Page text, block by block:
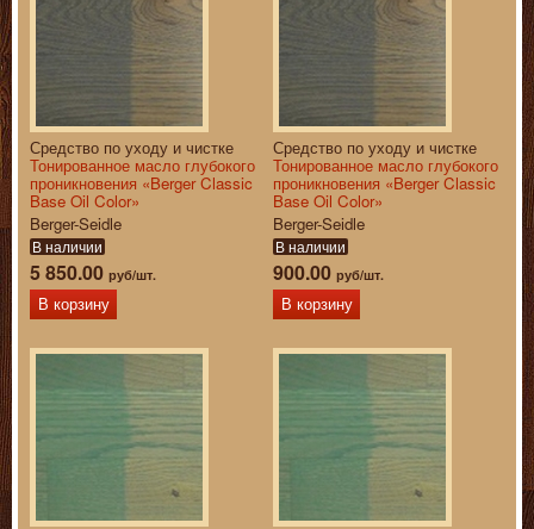
Средство по уходу и чистке
Тонированное масло глубокого
проникновения «Berger Classic
Base Oil Color»
Berger-Seidle
В наличии
5 850.00 руб/шт.
В корзину
Средство по уходу и чистке
Тонированное масло глубокого
проникновения «Berger Classic
Base Oil Color»
Berger-Seidle
В наличии
900.00 руб/шт.
В корзину